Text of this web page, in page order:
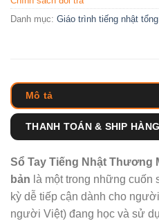
Danh mục: Giáo trình tiếng nhật
Mô tả
THANH TOÁN & SHIP HÀNG
Sổ Tay Tiếng Nhật Thương
bản là một trong những
kỳ dễ tiếp cận dành cho
người Việt) đang học và sử